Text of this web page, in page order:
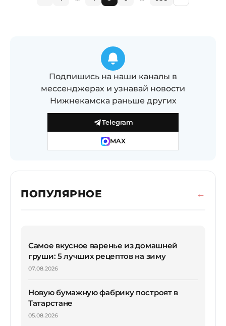
Подпишись на наши каналы в
мессенджерах и узнавай новости
Нижнекамска раньше других
Telegram
MAX
ПОПУЛЯРНОЕ
Самое вкусное варенье из домашней
груши: 5 лучших рецептов на зиму
07.08.2026
Новую бумажную фабрику построят в
Татарстане
05.08.2026